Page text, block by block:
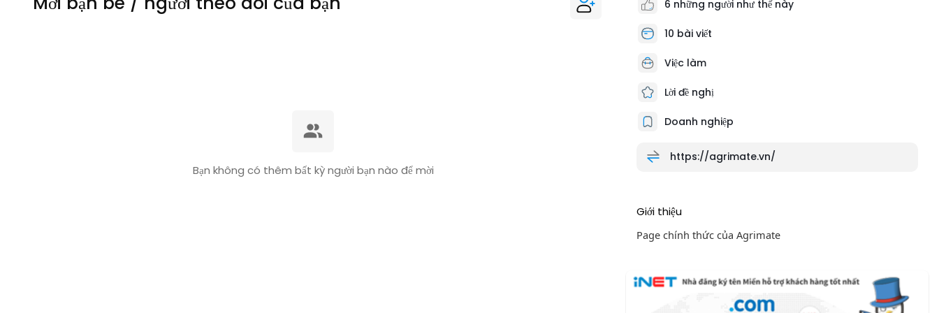
Bạn không có thêm bất kỳ người bạn nào để mời
6 những người như thế này
10 bài viết
Việc làm
Lời đề nghị
Doanh nghiệp
https://agrimate.vn/
Giới thiệu
Page chính thức của Agrimate